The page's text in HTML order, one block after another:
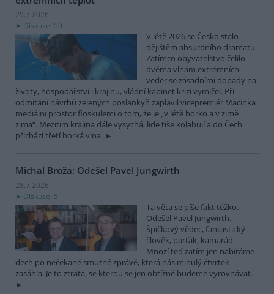
29.7.2026
Diskuse: 50
V létě 2026 se Česko stalo
dějištěm absurdního dramatu.
Zatímco obyvatelstvo čelilo
dvěma vlnám extrémních
veder se zásadními dopady na
životy, hospodářství i krajinu, vládní kabinet krizi vymlčel. Při
odmítání návrhů zelených poslankyň zaplavil vicepremiér Macinka
mediální prostor floskulemi o tom, že je „v létě horko a v zimě
zima“. Mezitím krajina dále vysychá, lidé tiše kolabují a do Čech
přichází třetí horká vlna.
Michal Broža: Odešel Pavel Jungwirth
28.7.2026
Diskuse: 5
Ta věta se píše fakt těžko.
Odešel Pavel Jungwirth.
Špičkový vědec, fantastický
člověk, parťák, kamarád.
Mnozí teď zatím jen nabíráme
dech po nečekané smutné zprávě, která nás minulý čtvrtek
zasáhla. Je to ztráta, se kterou se jen obtížně budeme vyrovnávat.